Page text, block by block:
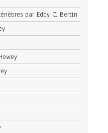
par Eddy C. Bertin